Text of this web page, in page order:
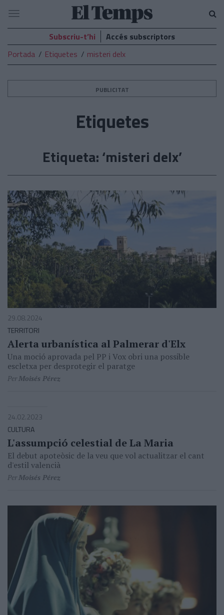
El
Temps
Navegació
Subscriu-t’hi
Accés subscriptors
Portada
Etiquetes misteri delx
PUBLICITAT
Etiquetes
Etiqueta: ‘misteri delx’
29.08.2024
TERRITORI
Alerta urbanística al Palmerar d'Elx
Una moció aprovada pel PP i Vox obri una possible
escletxa per desprotegir el paratge
PerMoisés Pérez
24.02.2023
CULTURA
L'assumpció celestial de La Maria
El debut apoteòsic de la veu que vol actualitzar el cant
d'estil valencià
PerMoisés Pérez